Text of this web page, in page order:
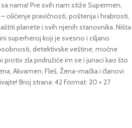
nama! Pre svih nam stiže Supermen,
oličenje pravičnosti, poštenja i hrabrosti,
planete i svih njenih stanovnika. Ništa
superheroj koji je svesno i ciljano
detektivske veštine, moćne
protiv zla pridružiće im se i junaci kao što
Akvamen, Fleš, Žena-mačka i članovi
Broj strana: 42 Format: 20 × 27